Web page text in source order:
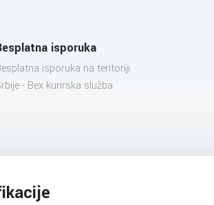
isporuka
isporuka na teritoriji
- Bex kurirska služba